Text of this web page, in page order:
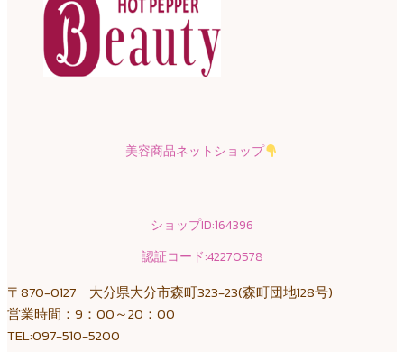
美容商品ネットショップ
ショップID:164396
認証コード:42270578
〒870-0127 大分県大分市森町323-23(森町団地128号)
営業時間：9：00～20：00
TEL:097-510-5200